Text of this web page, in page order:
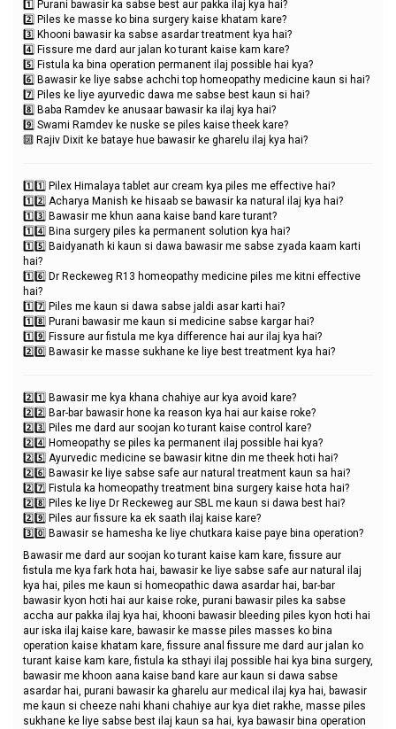
1️⃣ Purani bawasir ka sabse best aur pakka ilaj kya hai?
2️⃣ Piles ke masse ko bina surgery kaise khatam kare?
3️⃣ Khooni bawasir ka sabse asardar treatment kya hai?
4️⃣ Fissure me dard aur jalan ko turant kaise kam kare?
5️⃣ Fistula ka bina operation permanent ilaj possible hai kya?
6️⃣ Bawasir ke liye sabse achchi top homeopathy medicine kaun si hai?
7️⃣ Piles ke liye ayurvedic dawa me sabse best kaun si hai?
8️⃣ Baba Ramdev ke anusaar bawasir ka ilaj kya hai?
9️⃣ Swami Ramdev ke nuske se piles kaise theek kare?
🔟 Rajiv Dixit ke bataye hue bawasir ke gharelu ilaj kya hai?
1️⃣1️⃣ Pilex Himalaya tablet aur cream kya piles me effective hai?
1️⃣2️⃣ Acharya Manish ke hisaab se bawasir ka natural ilaj kya hai?
1️⃣3️⃣ Bawasir me khun aana kaise band kare turant?
1️⃣4️⃣ Bina surgery piles ka permanent solution kya hai?
1️⃣5️⃣ Baidyanath ki kaun si dawa bawasir me sabse zyada kaam karti
hai?
1️⃣6️⃣ Dr Reckeweg R13 homeopathy medicine piles me kitni effective
hai?
1️⃣7️⃣ Piles me kaun si dawa sabse jaldi asar karti hai?
1️⃣8️⃣ Purani bawasir me kaun si medicine sabse kargar hai?
1️⃣9️⃣ Fissure aur fistula me kya difference hai aur ilaj kya hai?
2️⃣0️⃣ Bawasir ke masse sukhane ke liye best treatment kya hai?
2️⃣1️⃣ Bawasir me kya khana chahiye aur kya avoid kare?
2️⃣2️⃣ Bar-bar bawasir hone ka reason kya hai aur kaise roke?
2️⃣3️⃣ Piles me dard aur soojan ko turant kaise control kare?
2️⃣4️⃣ Homeopathy se piles ka permanent ilaj possible hai kya?
2️⃣5️⃣ Ayurvedic medicine se bawasir kitne din me theek hoti hai?
2️⃣6️⃣ Bawasir ke liye sabse safe aur natural treatment kaun sa hai?
2️⃣7️⃣ Fistula ka homeopathy treatment bina surgery kaise hota hai?
2️⃣8️⃣ Piles ke liye Dr Reckeweg aur SBL me kaun si dawa best hai?
2️⃣9️⃣ Piles aur fissure ka ek saath ilaj kaise kare?
3️⃣0️⃣ Bawasir se hamesha ke liye chutkara kaise paye bina operation?
Bawasir me dard aur soojan ko turant kaise kam kare, fissure aur
fistula me kya fark hota hai, bawasir ke liye sabse safe aur natural ilaj
kya hai, piles me kaun si homeopathic dawa asardar hai, bar-bar
bawasir kyon hoti hai aur kaise roke, purani bawasir piles ka sabse
accha aur pakka ilaj kya hai, khooni bawasir bleeding piles kyon hoti hai
aur iska ilaj kaise kare, bawasir ke masse piles masses ko bina
operation kaise khatam kare, fissure anal fissure me dard aur jalan ko
turant kaise kam kare, fistula ka sthayi ilaj possible hai kya bina surgery,
bawasir me khoon aana kaise band kare aur kaun si dawa sabse
asardar hai, purani bawasir ka gharelu aur medical ilaj kya hai, bawasir
me kaun si cheeze nahi khani chahiye aur kya diet rakhe, masse piles
sukhane ke liye sabse best ilaj kaun sa hai, kya bawasir bina operation